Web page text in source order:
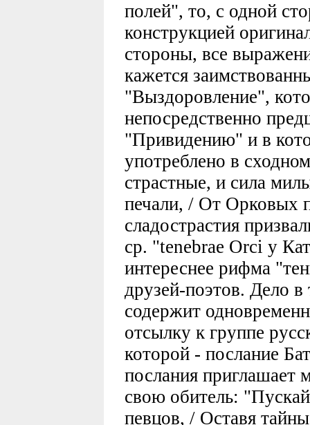
полей", то, с одной
конструкцией
стороны, все
кажется
"Выздоровление",
непосредственно
"Привидению" и в
употреблено в
страстные, и сила
печали, / От Орковых
сладострастия
ср. "tenebrae Orci у
интереснее рифма
друзей-поэтов. Дело
содержит
отсылку к группе
которой - послание
послания приглашает
свою обитель:
певцов, / Оставя